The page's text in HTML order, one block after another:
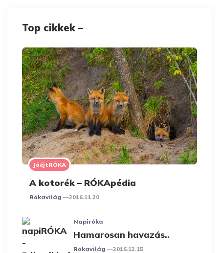
Top cikkek –
JóéjtRÓKA
A kotorék – RÓKApédia
Posted
Rókavilág 2016.11.20
Napiróka
Hamarosan havazás..
Posted
Rókavilág 2016.12.15